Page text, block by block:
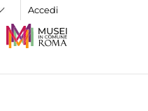
Accedi